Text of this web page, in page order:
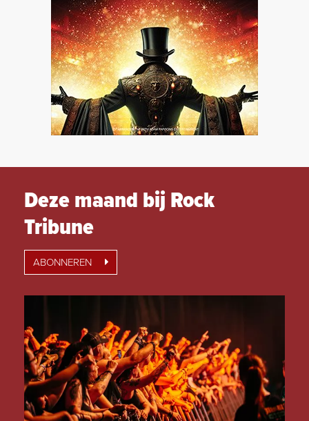
Deze maand bij Rock
Tribune
ABONNEREN